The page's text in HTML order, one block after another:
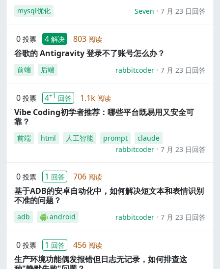
mysql优化 Seven 7 月 23 日回答
0 投票 4 解决 803 阅读
谷歌的 Antigravity 登录不了账号怎么办？
前端 后端 rabbitcoder 7 月 23 日回答
0 投票 4+1 回答 1.1k 阅读
Vibe Coding初学者推荐：哪些平台既易用又安全可
靠？
前端 html 人工智能 prompt
claude
rabbitcoder
7 月 23 日回答
0 投票 1 回答 706 阅读
基于ADB的安卓自动化中，如何解决短文本和表情识别
不准的问题？
adb android rabbitcoder 7 月 23 日回答
0 投票 1 回答 456 阅读
生产环境功能偶发报错但日志无记录，如何排查这